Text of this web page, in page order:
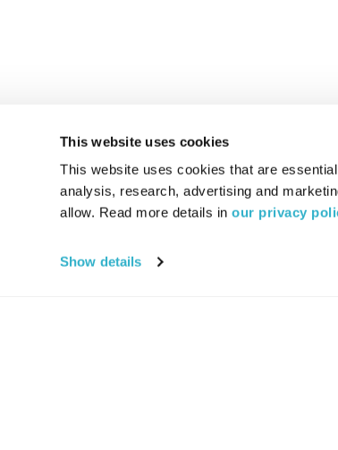
This website uses cookies
This website uses cookies that are
analysis, research, advertising and
allow. Read more details in our privacy
Show details